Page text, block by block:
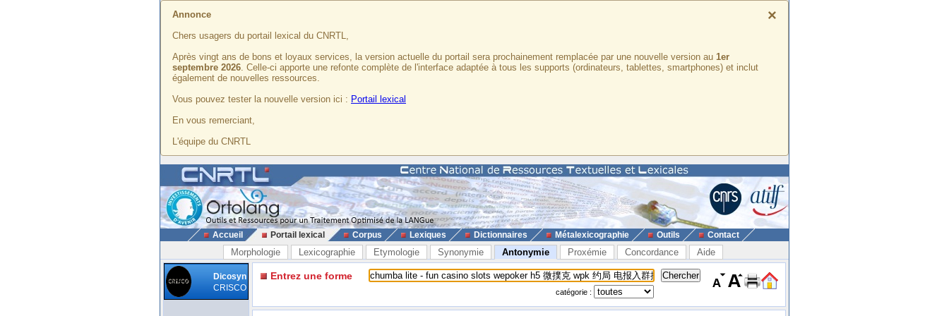
×
Annonce
Chers usagers du portail lexical du CNRTL,
Après vingt ans de bons et loyaux services, la version actuelle du portail sera prochainement remplacée par une nouvelle version au 1er
septembre 2026. Celle-ci apporte une refonte complète de l'interface adaptée à tous les supports (ordinateurs, tablettes, smartphones) et inclut
également de nouvelles ressources.
Vous pouvez tester la nouvelle version ici : Portail lexical
En vous remerciant,
L'équipe du CNRTL
Accueil Portail lexical Corpus Lexiques Dictionnaires Métalexicographie Outils Contact
Morphologie Lexicographie Etymologie Synonymie Antonymie Proxémie Concordance Aide
Dicosyn
CRISCO
Entrez une forme
catégorie :